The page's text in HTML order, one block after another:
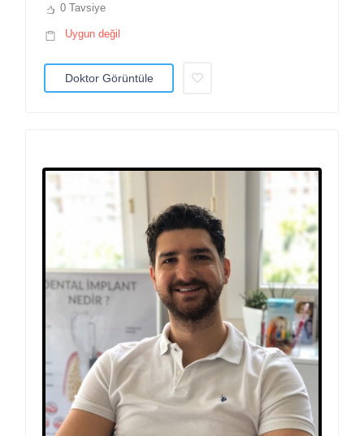
0 Tavsiye
Uygun değil
Doktor Görüntüle